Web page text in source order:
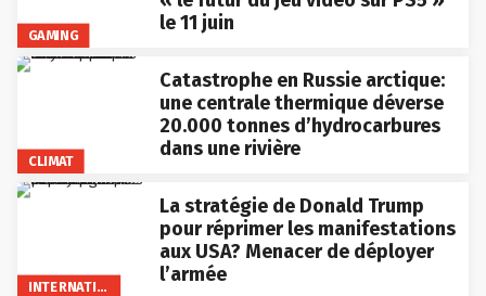
GAMING
le 11 juin
CLIMAT
Catastrophe en Russie arctique:
une centrale thermique déverse
20.000 tonnes d’hydrocarbures
dans une rivière
INTERNATIONAL
La stratégie de Donald Trump
pour réprimer les manifestations
aux USA? Menacer de déployer
l’armée